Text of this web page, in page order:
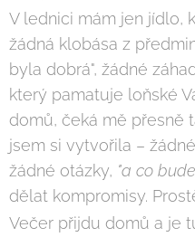
V lednici mám jen jídlo,
žádná klobása z
byla dobrá", žádné
který pamatuje loňské
domů, čeká mě přesně
jsem si vytvořila –
žádné otázky, "a co
dělat kompromisy.
Večer přijdu domů a je